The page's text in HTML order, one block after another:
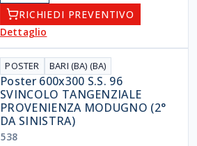
RICHIEDI PREVENTIVO
Dettaglio
POSTER BARI (BA) (BA)
Poster 600x300 S.S. 96
SVINCOLO TANGENZIALE
PROVENIENZA MODUGNO (2°
DA SINISTRA)
538